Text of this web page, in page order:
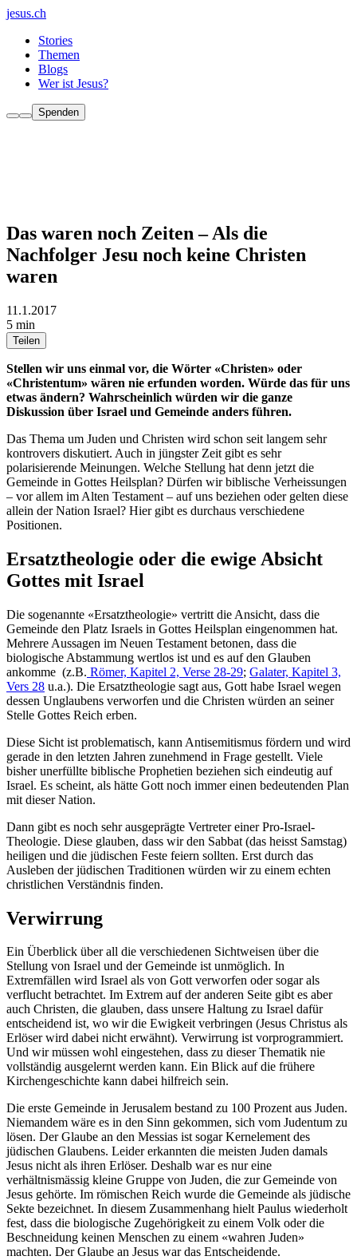
jesus.ch
Stories
Themen
Blogs
Wer ist Jesus?
Spenden
Das waren noch Zeiten – Als die
Nachfolger Jesu noch keine Christen
waren
11.1.2017
5 min
Teilen
Stellen wir uns einmal vor, die Wörter «Christen» oder
«Christentum» wären nie erfunden worden. Würde das für uns
etwas ändern? Wahrscheinlich würden wir die ganze
Diskussion über Israel und Gemeinde anders führen.
Das Thema um Juden und Christen wird schon seit langem sehr
kontrovers diskutiert. Auch in jüngster Zeit gibt es sehr
polarisierende Meinungen. Welche Stellung hat denn jetzt die
Gemeinde in Gottes Heilsplan? Dürfen wir biblische Verheissungen
– vor allem im Alten Testament – auf uns beziehen oder gelten diese
allein der Nation Israel? Hier gibt es durchaus verschiedene
Positionen.
Ersatztheologie oder die ewige Absicht
Gottes mit Israel
Die sogenannte «Ersatztheologie» vertritt die Ansicht, dass die
Gemeinde den Platz Israels in Gottes Heilsplan eingenommen hat.
Mehrere Aussagen im Neuen Testament betonen, dass die
biologische Abstammung wertlos ist und es auf den Glauben
ankomme (z.B. Römer, Kapitel 2, Verse 28-29; Galater, Kapitel 3,
Vers 28 u.a.). Die Ersatztheologie sagt aus, Gott habe Israel wegen
dessen Unglaubens verworfen und die Christen würden an seiner
Stelle Gottes Reich erben.
Diese Sicht ist problematisch, kann Antisemitismus fördern und wird
gerade in den letzten Jahren zunehmend in Frage gestellt. Viele
bisher unerfüllte biblische Prophetien beziehen sich eindeutig auf
Israel. Es scheint, als hätte Gott noch immer einen bedeutenden Plan
mit dieser Nation.
Dann gibt es noch sehr ausgeprägte Vertreter einer Pro-Israel-
Theologie. Diese glauben, dass wir den Sabbat (das heisst Samstag)
heiligen und die jüdischen Feste feiern sollten. Erst durch das
Ausleben der jüdischen Traditionen würden wir zu einem echten
christlichen Verständnis finden.
Verwirrung
Ein Überblick über all die verschiedenen Sichtweisen über die
Stellung von Israel und der Gemeinde ist unmöglich. In
Extremfällen wird Israel als von Gott verworfen oder sogar als
verflucht betrachtet. Im Extrem auf der anderen Seite gibt es aber
auch Christen, die glauben, dass unsere Haltung zu Israel dafür
entscheidend ist, wo wir die Ewigkeit verbringen (Jesus Christus als
Erlöser wird dabei nicht erwähnt). Verwirrung ist vorprogrammiert.
Und wir müssen wohl eingestehen, dass zu dieser Thematik nie
vollständig ausgelernt werden kann. Ein Blick auf die frühere
Kirchengeschichte kann dabei hilfreich sein.
Die erste Gemeinde in Jerusalem bestand zu 100 Prozent aus Juden.
Niemandem wäre es in den Sinn gekommen, sich vom Judentum zu
lösen. Der Glaube an den Messias ist sogar Kernelement des
jüdischen Glaubens. Leider erkannten die meisten Juden damals
Jesus nicht als ihren Erlöser. Deshalb war es nur eine
verhältnismässig kleine Gruppe von Juden, die zur Gemeinde von
Jesus gehörte. Im römischen Reich wurde die Gemeinde als jüdische
Sekte bezeichnet. In diesem Zusammenhang hielt Paulus wiederholt
fest, dass die biologische Zugehörigkeit zu einem Volk oder die
Beschneidung keinen Menschen zu einem «wahren Juden»
machten. Der Glaube an Jesus war das Entscheidende.